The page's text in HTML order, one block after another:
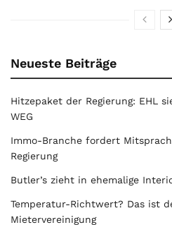
Neueste Beiträge
Hitzepaket der Regierung: EHL
WEG
Immo-Branche fordert
Regierung
Butler’s zieht in ehemalige
Temperatur-Richtwert? Das ist
Mietervereinigung